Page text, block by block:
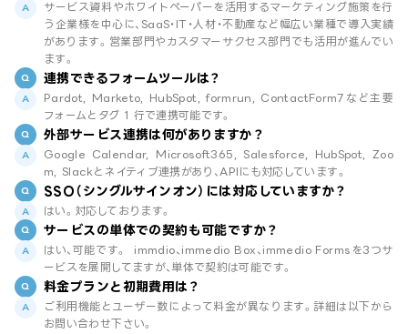
サービス資料やホワイトペーパーを活用するマーケティング施策を行
う企業様を中心に、SaaS・IT・人材・不動産など幅広い業種で導入実績
があります。営業部門やカスタマーサクセス部門でも活用が進んでい
ます。
連携できるフォームツールは？
Pardot, Marketo, HubSpot, formrun, ContactForm7など主要
フォームとタグ 1 行で連携可能です。
外部サービス連携は何がありますか？
Google Calendar, Microsoft365, Salesforce, HubSpot, Zoo
m, Slackとネイティブ連携があり、APIにも対応しています。
SSO（シングルサインオン）には対応していますか？
はい。対応しております。
サービスの単体での契約も可能ですか？
はい、可能です。 immdio、immedio Box、immedio Formsを3つサ
ービスを展開してますが、単体で契約は可能です。
料金プランと初期費用は？
ご利用機能とユーザー数によって料金が異なります。詳細は以下から
お問い合わせ下さい。